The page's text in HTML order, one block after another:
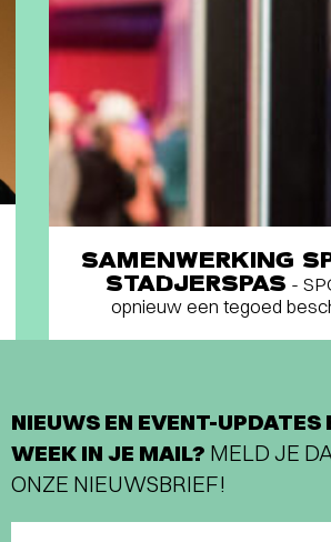
SAMENWERKING
STADJERSPAS -
opnieuw een tegoed
NIEUWS EN EVENT-UPDATES
WEEK IN JE MAIL? MELD JE
ONZE NIEUWSBRIEF!